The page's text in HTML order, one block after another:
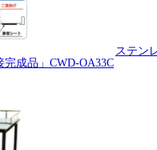
成品」CWD-OA33C
ステン